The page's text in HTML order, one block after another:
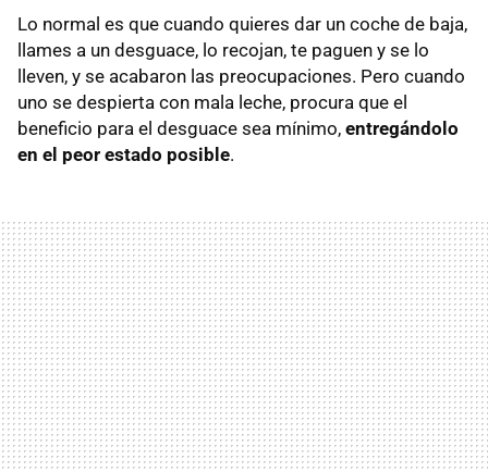
Lo normal es que cuando quieres dar un coche de baja,
llames a un desguace, lo recojan, te paguen y se lo
lleven, y se acabaron las preocupaciones. Pero cuando
uno se despierta con mala leche, procura que el
beneficio para el desguace sea mínimo, entregándolo
en el peor estado posible.